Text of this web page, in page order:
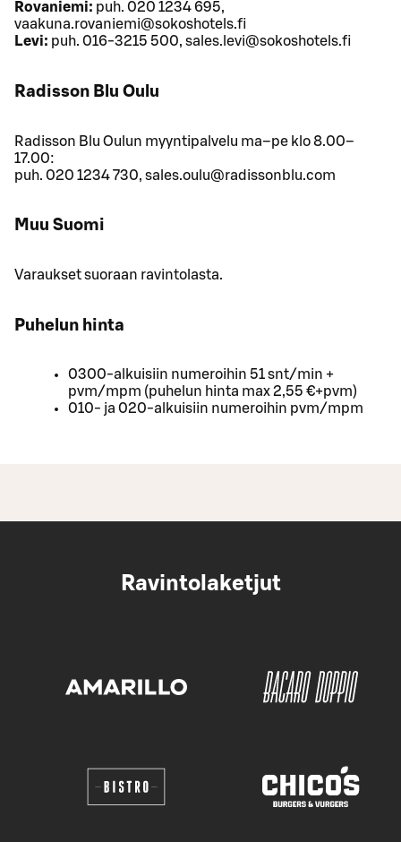
Rovaniemi: puh. 020 1234 695,
vaakuna.rovaniemi@sokoshotels.fi
Levi: puh. 016-3215 500, sales.levi@sokoshotels.fi
Radisson Blu Oulu
Radisson Blu Oulun myyntipalvelu ma–pe klo 8.00–
17.00:
puh. 020 1234 730, sales.oulu@radissonblu.com
Muu Suomi
Varaukset suoraan ravintolasta.
Puhelun hinta
0300-alkuisiin numeroihin 51 snt/min +
pvm/mpm (puhelun hinta max 2,55 €+pvm)
010- ja 020-alkuisiin numeroihin pvm/mpm
Ravintolaketjut